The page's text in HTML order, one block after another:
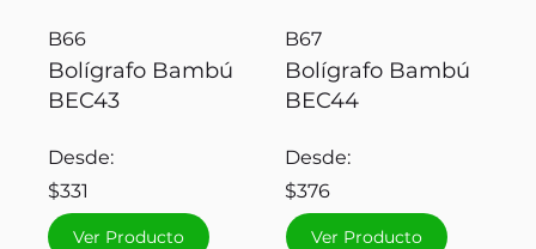
B66
Bolígrafo Bambú
BEC43
Desde:
$331
Ver Producto
B67
Bolígrafo Bambú
BEC44
Desde:
$376
Ver Producto